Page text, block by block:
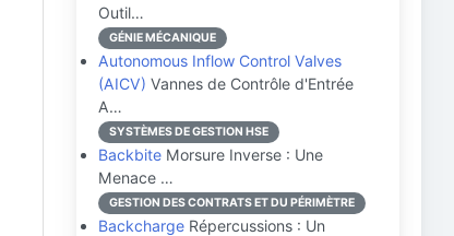
Outil…
GÉNIE MÉCANIQUE
Autonomous Inflow Control Valves
(AICV) Vannes de Contrôle d'Entrée
A…
SYSTÈMES DE GESTION HSE
Backbite Morsure Inverse : Une
Menace …
GESTION DES CONTRATS ET DU PÉRIMÈTRE
Backcharge Répercussions : Un